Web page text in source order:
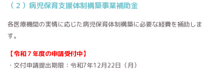
（２）病児保育支援体制構築事業補助金
各医療機関の実情に応じた病児保育体制構築に必要な経費を補助しま
す。
【令和７年度の申請受付中】
・交付申請提出期限：令和7年12月22日（月）